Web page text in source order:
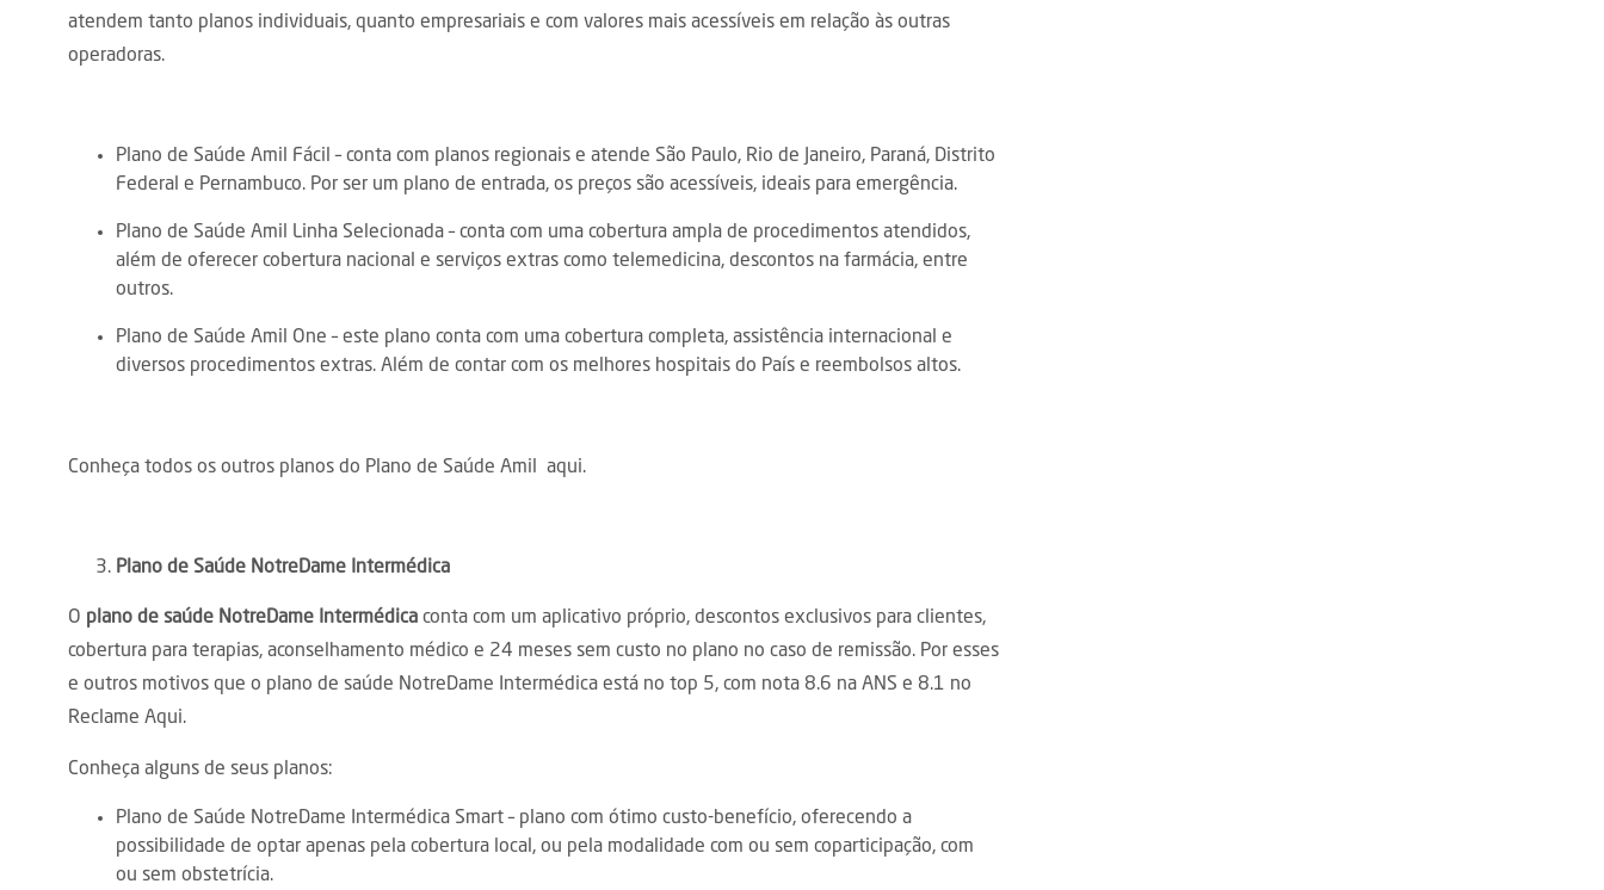
atendem tanto planos individuais, quanto empresariais e com valores mais acessíveis em relação às outras
operadoras.
Plano de Saúde Amil Fácil – conta com planos regionais e atende São Paulo, Rio de Janeiro, Paraná, Distrito
Federal e Pernambuco. Por ser um plano de entrada, os preços são acessíveis, ideais para emergência.
Plano de Saúde Amil Linha Selecionada – conta com uma cobertura ampla de procedimentos atendidos,
além de oferecer cobertura nacional e serviços extras como telemedicina, descontos na farmácia, entre
outros.
Plano de Saúde Amil One – este plano conta com uma cobertura completa, assistência internacional e
diversos procedimentos extras. Além de contar com os melhores hospitais do País e reembolsos altos.
Conheça todos os outros planos do Plano de Saúde Amil aqui.
Plano de Saúde NotreDame Intermédica
O plano de saúde NotreDame Intermédica conta com um aplicativo próprio, descontos exclusivos para clientes,
cobertura para terapias, aconselhamento médico e 24 meses sem custo no plano no caso de remissão. Por esses
e outros motivos que o plano de saúde NotreDame Intermédica está no top 5, com nota 8.6 na ANS e 8.1 no
Reclame Aqui.
Conheça alguns de seus planos:
Plano de Saúde NotreDame Intermédica Smart – plano com ótimo custo-benefício, oferecendo a
possibilidade de optar apenas pela cobertura local, ou pela modalidade com ou sem coparticipação, com
ou sem obstetrícia.